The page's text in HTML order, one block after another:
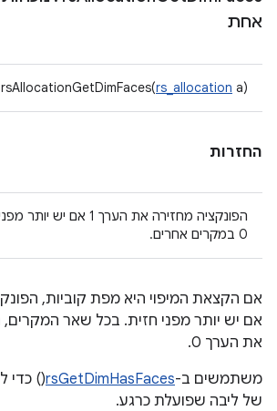
אחת
rsAllocationGetDimFaces(rs_allocation a);
החזרות
הפונקציה מחזירה את הערך
0 במקרים אחרים.
אם יש יותר מפני חזית. בכל שאר המקרים,
את הערך 0.
משתמשים ב-rsGetDimHasFaces() כדי
של ליבה שפועלת כרגע.